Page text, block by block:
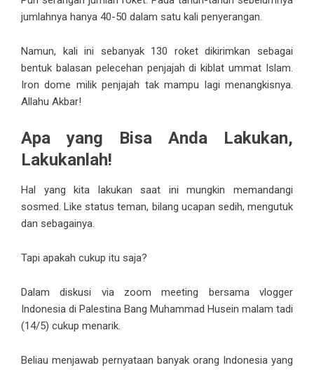
jumlahnya hanya 40-50 dalam satu kali penyerangan.
Namun, kali ini sebanyak 130 roket dikirimkan sebagai
bentuk balasan pelecehan penjajah di kiblat ummat Islam.
Iron dome milik penjajah tak mampu lagi menangkisnya.
Allahu Akbar!
Apa yang Bisa Anda Lakukan,
Lakukanlah!
Hal yang kita lakukan saat ini mungkin memandangi
sosmed. Like status teman, bilang ucapan sedih, mengutuk
dan sebagainya.
Tapi apakah cukup itu saja?
Dalam diskusi via zoom meeting bersama vlogger
Indonesia di Palestina Bang Muhammad Husein malam tadi
(14/5) cukup menarik.
Beliau menjawab pernyataan banyak orang Indonesia yang